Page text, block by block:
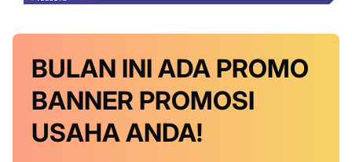
BULAN INI ADA PROMO
BANNER PROMOSI
USAHA ANDA!